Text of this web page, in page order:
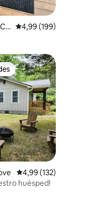
Calificación promedio:
4,99 (199)
más destacados
Calificación promedio:
4,99 (132)
- ¡Sé nuestro huésped!